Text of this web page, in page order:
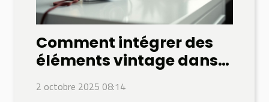
Comment intégrer des
éléments vintage dans
une déco moderne ?
2 octobre 2025 08:14